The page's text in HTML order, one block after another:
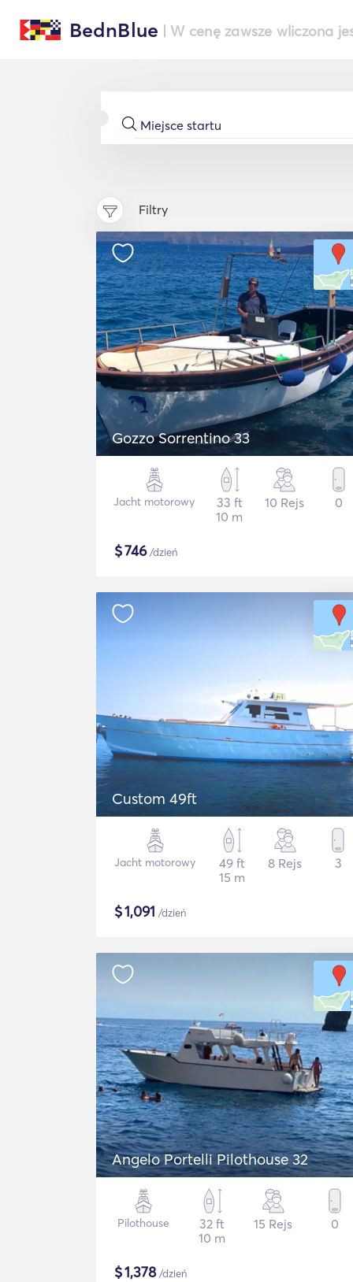
BednBlue | W cenę zawsze wliczona
Filtry
Gozzo Sorrentino 33
Jacht motorowy
33 ft
10 m
10 Rejs 0
$746/dzień
Custom 49ft
Jacht motorowy
49 ft
15 m
8 Rejs 3
$1,091 /dzień
Angelo Portelli Pilothouse 32
Pilothouse
32 ft
10 m
15 Rejs 0
$1,378/dzień